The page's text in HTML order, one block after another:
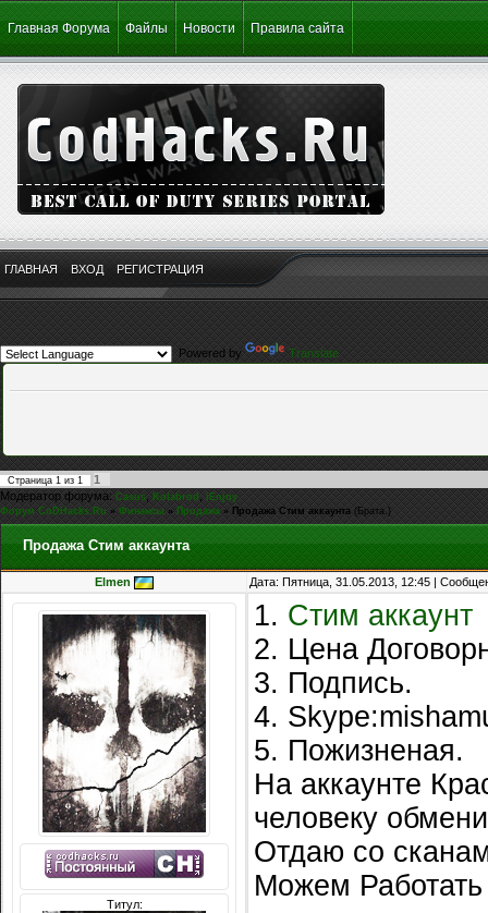
Главная Форума Файлы Новости Правила сайта
ГЛАВНАЯ ВХОД РЕГИСТРАЦИЯ
Powered by Translate
Страница 1 из 1
1
Модератор форума:Casus, Kolabrod,iEnjoy
Форум CoDHacks.Ru » Финансы » Продажа » Продажа Стим аккаунта (Брата.)
Продажа Стим аккаунта
Elmen Дата: Пятница, 31.05.2013, 12:45 |
Титул:
1. Стим аккаунт
2. Цена
3. Подпись.
4.
5. Пожизненая.
На аккаунте
человеку
Отдаю со
Можем Работать